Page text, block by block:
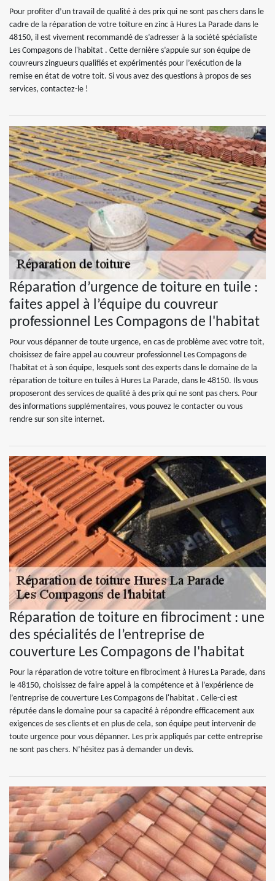
Pour profiter d’un travail de qualité à des prix qui ne sont pas chers dans le
cadre de la réparation de votre toiture en zinc à Hures La Parade dans le
48150, il est vivement recommandé de s’adresser à la société spécialiste
Les Compagons de l'habitat . Cette dernière s’appuie sur son équipe de
couvreurs zingueurs qualifiés et expérimentés pour l’exécution de la
remise en état de votre toit. Si vous avez des questions à propos de ses
services, contactez-le !
Réparation d’urgence de toiture en tuile :
faites appel à l’équipe du couvreur
professionnel Les Compagons de l'habitat
Pour vous dépanner de toute urgence, en cas de problème avec votre toit,
choisissez de faire appel au couvreur professionnel Les Compagons de
l'habitat et à son équipe, lesquels sont des experts dans le domaine de la
réparation de toiture en tuiles à Hures La Parade, dans le 48150. Ils vous
proposeront des services de qualité à des prix qui ne sont pas chers. Pour
des informations supplémentaires, vous pouvez le contacter ou vous
rendre sur son site internet.
Réparation de toiture en fibrociment : une
des spécialités de l’entreprise de
couverture Les Compagons de l'habitat
Pour la réparation de votre toiture en fibrociment à Hures La Parade, dans
le 48150, choisissez de faire appel à la compétence et à l’expérience de
l’entreprise de couverture Les Compagons de l'habitat . Celle-ci est
réputée dans le domaine pour sa capacité à répondre efficacement aux
exigences de ses clients et en plus de cela, son équipe peut intervenir de
toute urgence pour vous dépanner. Les prix appliqués par cette entreprise
ne sont pas chers. N’hésitez pas à demander un devis.